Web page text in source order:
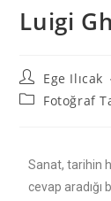
Luigi
Ege Ilıcak
Fotoğraf
Sanat, tarihin
cevap aradığı